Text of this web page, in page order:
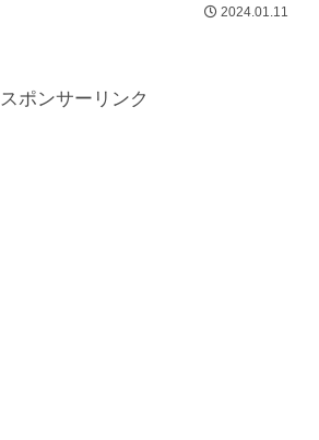
これらのアプリは、日常生活に簡単に
2024.01.11
スポンサーリンク